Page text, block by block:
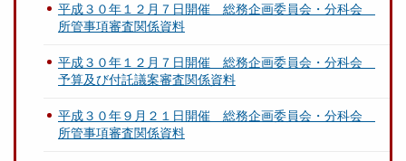
平成３０年１２月７日開催 総務企画委員会・分科会
所管事項審査関係資料
平成３０年１２月７日開催 総務企画委員会・分科会
予算及び付託議案審査関係資料
平成３０年９月２１日開催 総務企画委員会・分科会
所管事項審査関係資料